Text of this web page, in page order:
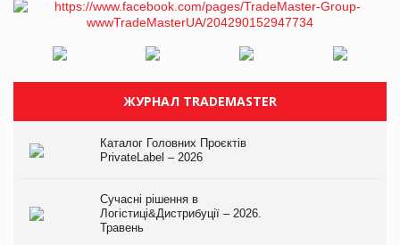
ЖУРНАЛ TRADEMASTER
Каталог Головних Проєктів
PrivateLabel – 2026
Сучасні рішення в
Логістиці&Дистрибуції – 2026.
Травень